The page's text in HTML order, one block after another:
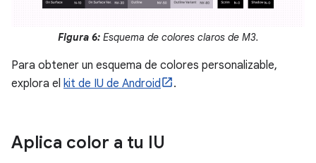
Figura 6: Esquema de colores claros de M3.
Para obtener un esquema de colores personalizable,
explora el kit de IU de Android .
Aplica color a tu IU